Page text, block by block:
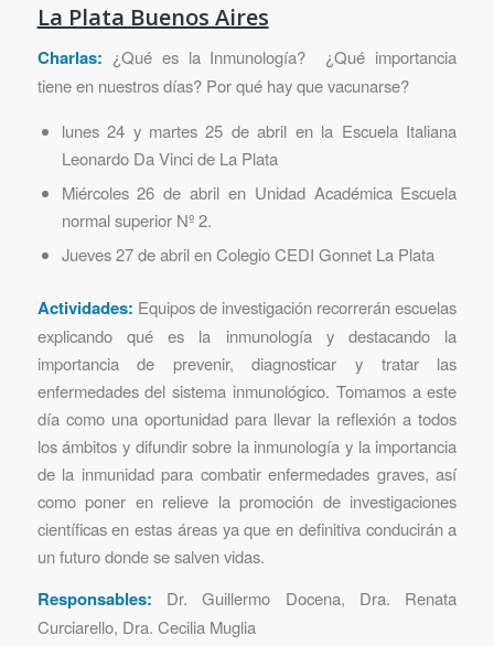
La Plata Buenos Aires
Charlas: ¿Qué es la Inmunología? ¿Qué importancia
tiene en nuestros días? Por qué hay que vacunarse?
lunes 24 y martes 25 de abril en la Escuela Italiana
Leonardo Da Vinci de La Plata
Miércoles 26 de abril en Unidad Académica Escuela
normal superior Nº 2.
Jueves 27 de abril en Colegio CEDI Gonnet La Plata
Actividades: Equipos de investigación recorrerán escuelas
explicando qué es la inmunología y destacando la
importancia de prevenir, diagnosticar y tratar las
enfermedades del sistema inmunológico. Tomamos a este
día como una oportunidad para llevar la reflexión a todos
los ámbitos y difundir sobre la inmunología y la importancia
de la inmunidad para combatir enfermedades graves, así
como poner en relieve la promoción de investigaciones
científicas en estas áreas ya que en definitiva conducirán a
un futuro donde se salven vidas.
Responsables: Dr. Guillermo Docena, Dra. Renata
Curciarello, Dra. Cecilia Muglia